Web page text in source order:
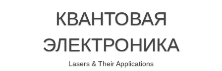
КВАНТОВАЯ
ЭЛЕКТРОНИКА
Lasers & Their Applications